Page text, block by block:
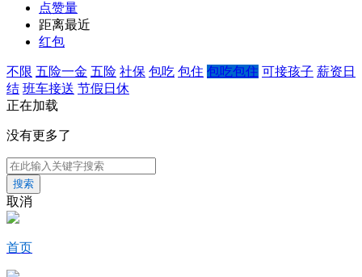
点赞量
距离最近
红包
不限 五险一金 五险 社保 包吃 包住 包吃包住 可接孩子 薪资日
结 班车接送 节假日休
正在加载
没有更多了
搜索
取消
首页